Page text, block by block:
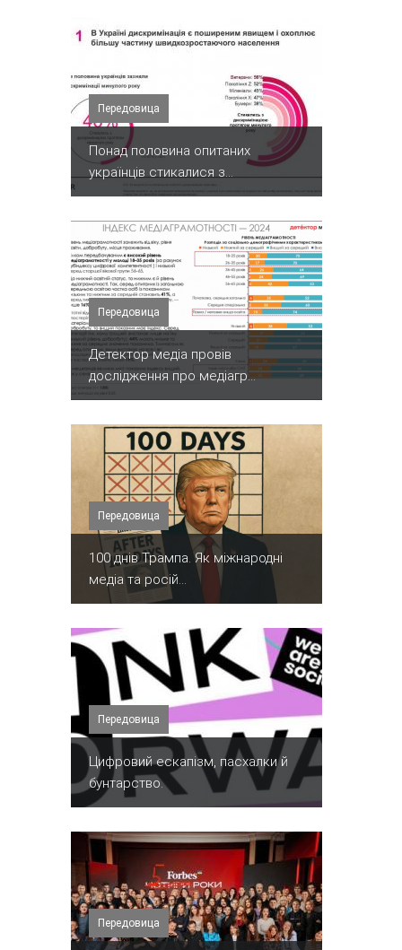
Передовица
Понад половина опитаних
українців стикалися з...
Передовица
Детектор медіа провів
дослідження про медіагр...
Передовица
100 днів Трампа. Як міжнародні
медіа та росій...
Передовица
​Цифровий ескапізм, пасхалки й
бунтарство.
Передовица